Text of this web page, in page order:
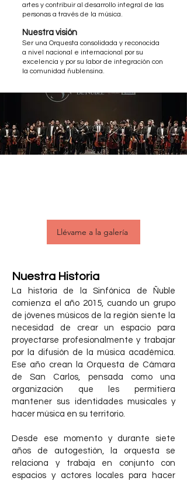
artes y contribuir al desarrollo integral de las
personas a través de la música.
Nuestra visión
Ser una Orquesta consolidada y reconocida
a nivel nacional e internacional por su
excelencia y por su labor de integración con
la comunidad ñublensina.
Llévame a la galería
Nuestra Historia
La historia de la Sinfónica de Ñuble
comienza el año 2015, cuando un grupo
de jóvenes músicos de la región siente la
necesidad de crear un espacio para
proyectarse profesionalmente y trabajar
por la difusión de la música académica.
Ese año crean la Orquesta de Cámara
de San Carlos, pensada como una
organización que les permitiera
mantener sus identidades musicales y
hacer música en su territorio.
Desde ese momento y durante siete
años de autogestión, la orquesta se
relaciona y trabaja en conjunto con
espacios y actores locales para hacer